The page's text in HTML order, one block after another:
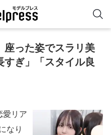
座った姿でスラリ美
ぎ」「スタイル良
愛リア
なり